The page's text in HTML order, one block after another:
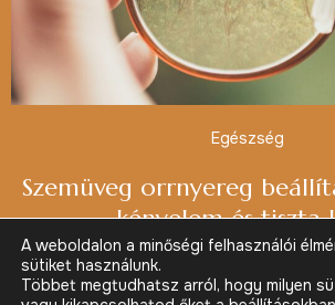
Egészség
Szemüveg orrnyereg
kényelem és tiszta
A weboldalon a minőségi felhasználói
sütiket használunk.
Többet megtudhatsz arról, hogy milyen